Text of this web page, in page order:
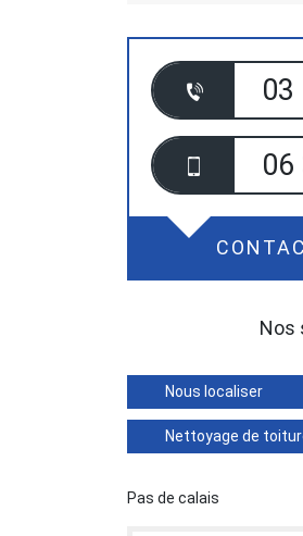
03
06
Nos
Nous localiser
Nettoyage de
Pas de calais